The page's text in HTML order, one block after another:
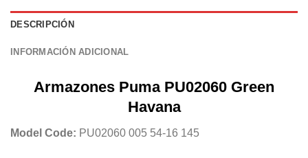
DESCRIPCIÓN
INFORMACIÓN ADICIONAL
Armazones Puma PU02060 Green
Havana
Model Code: PU02060 005 54-16 145